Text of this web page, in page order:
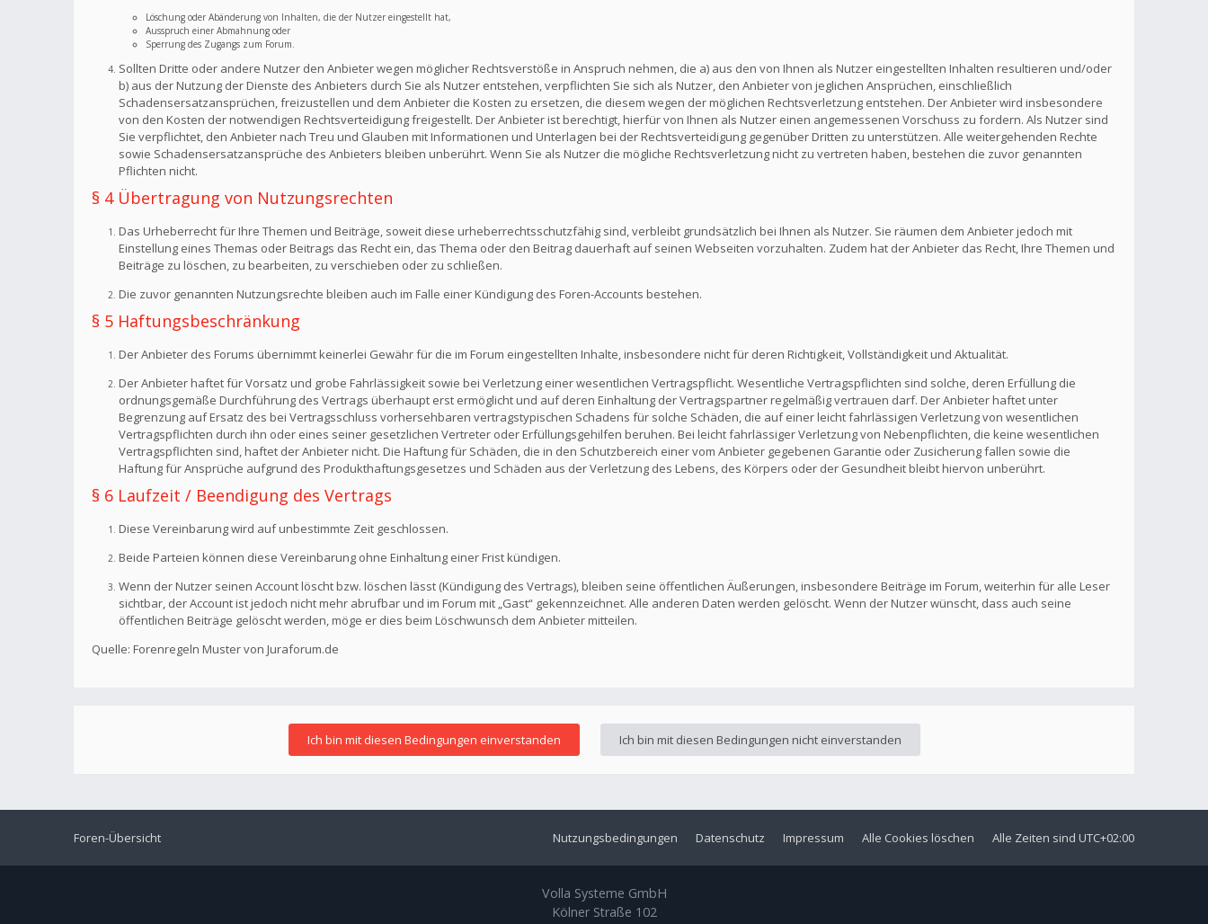
Löschung oder Abänderung von Inhalten, die der Nutzer eingestellt hat,
Ausspruch einer Abmahnung oder
Sperrung des Zugangs zum Forum.
Sollten Dritte oder andere Nutzer den Anbieter wegen möglicher Rechtsverstöße in Anspruch nehmen, die a) aus den von Ihnen als Nutzer eingestellten Inhalten resultieren und/oder
b) aus der Nutzung der Dienste des Anbieters durch Sie als Nutzer entstehen, verpflichten Sie sich als Nutzer, den Anbieter von jeglichen Ansprüchen, einschließlich
Schadensersatzansprüchen, freizustellen und dem Anbieter die Kosten zu ersetzen, die diesem wegen der möglichen Rechtsverletzung entstehen. Der Anbieter wird insbesondere
von den Kosten der notwendigen Rechtsverteidigung freigestellt. Der Anbieter ist berechtigt, hierfür von Ihnen als Nutzer einen angemessenen Vorschuss zu fordern. Als Nutzer sind
Sie verpflichtet, den Anbieter nach Treu und Glauben mit Informationen und Unterlagen bei der Rechtsverteidigung gegenüber Dritten zu unterstützen. Alle weitergehenden Rechte
sowie Schadensersatzansprüche des Anbieters bleiben unberührt. Wenn Sie als Nutzer die mögliche Rechtsverletzung nicht zu vertreten haben, bestehen die zuvor genannten
Pflichten nicht.
§ 4 Übertragung von Nutzungsrechten
Das Urheberrecht für Ihre Themen und Beiträge, soweit diese urheberrechtsschutzfähig sind, verbleibt grundsätzlich bei Ihnen als Nutzer. Sie räumen dem Anbieter jedoch mit
Einstellung eines Themas oder Beitrags das Recht ein, das Thema oder den Beitrag dauerhaft auf seinen Webseiten vorzuhalten. Zudem hat der Anbieter das Recht, Ihre Themen und
Beiträge zu löschen, zu bearbeiten, zu verschieben oder zu schließen.
Die zuvor genannten Nutzungsrechte bleiben auch im Falle einer Kündigung des Foren-Accounts bestehen.
§ 5 Haftungsbeschränkung
Der Anbieter des Forums übernimmt keinerlei Gewähr für die im Forum eingestellten Inhalte, insbesondere nicht für deren Richtigkeit, Vollständigkeit und Aktualität.
Der Anbieter haftet für Vorsatz und grobe Fahrlässigkeit sowie bei Verletzung einer wesentlichen Vertragspflicht. Wesentliche Vertragspflichten sind solche, deren Erfüllung die
ordnungsgemäße Durchführung des Vertrags überhaupt erst ermöglicht und auf deren Einhaltung der Vertragspartner regelmäßig vertrauen darf. Der Anbieter haftet unter
Begrenzung auf Ersatz des bei Vertragsschluss vorhersehbaren vertragstypischen Schadens für solche Schäden, die auf einer leicht fahrlässigen Verletzung von wesentlichen
Vertragspflichten durch ihn oder eines seiner gesetzlichen Vertreter oder Erfüllungsgehilfen beruhen. Bei leicht fahrlässiger Verletzung von Nebenpflichten, die keine wesentlichen
Vertragspflichten sind, haftet der Anbieter nicht. Die Haftung für Schäden, die in den Schutzbereich einer vom Anbieter gegebenen Garantie oder Zusicherung fallen sowie die
Haftung für Ansprüche aufgrund des Produkthaftungsgesetzes und Schäden aus der Verletzung des Lebens, des Körpers oder der Gesundheit bleibt hiervon unberührt.
§ 6 Laufzeit / Beendigung des Vertrags
Diese Vereinbarung wird auf unbestimmte Zeit geschlossen.
Beide Parteien können diese Vereinbarung ohne Einhaltung einer Frist kündigen.
Wenn der Nutzer seinen Account löscht bzw. löschen lässt (Kündigung des Vertrags), bleiben seine öffentlichen Äußerungen, insbesondere Beiträge im Forum, weiterhin für alle Leser
sichtbar, der Account ist jedoch nicht mehr abrufbar und im Forum mit „Gast“ gekennzeichnet. Alle anderen Daten werden gelöscht. Wenn der Nutzer wünscht, dass auch seine
öffentlichen Beiträge gelöscht werden, möge er dies beim Löschwunsch dem Anbieter mitteilen.
Quelle: Forenregeln Muster von Juraforum.de
Foren-Übersicht Alle Zeiten sind UTC+02:00
Alle Cookies löschen
Impressum
Datenschutz
Nutzungsbedingungen
Volla Systeme GmbH
Kölner Straße 102